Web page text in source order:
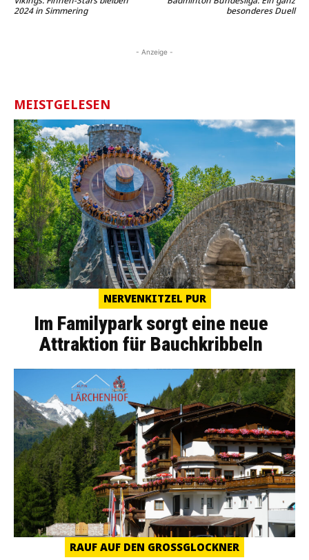
2024 in Simmering
besonderes Duell
- Anzeige -
MEISTGELESEN
NERVENKITZEL PUR
Im Familypark sorgt eine neue
Attraktion für Bauchkribbeln
RAUF AUF DEN GROSSGLOCKNER